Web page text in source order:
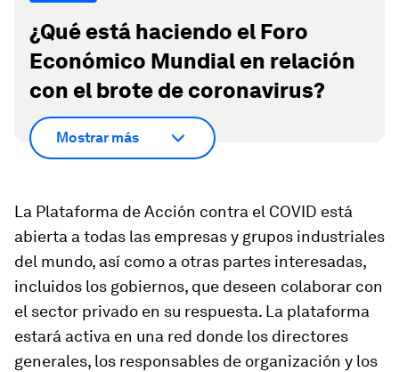
¿Qué está haciendo el Foro
Económico Mundial en relación
con el brote de coronavirus?
Mostrar más
La Plataforma de Acción contra el COVID está
abierta a todas las empresas y grupos industriales
del mundo, así como a otras partes interesadas,
incluidos los gobiernos, que deseen colaborar con
el sector privado en su respuesta. La plataforma
estará activa en una red donde los directores
generales, los responsables de organización y los